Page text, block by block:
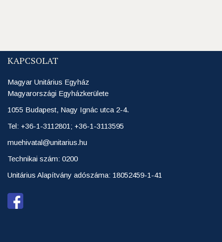
KAPCSOLAT
Magyar Unitárius Egyház
Magyarországi Egyházkerülete
1055 Budapest, Nagy Ignác utca 2-4.
Tel: +36-1-3112801; +36-1-3113595
muehivatal@unitarius.hu
Technikai szám: 0200
Unitárius Alapítvány adószáma: 18052459-1-41